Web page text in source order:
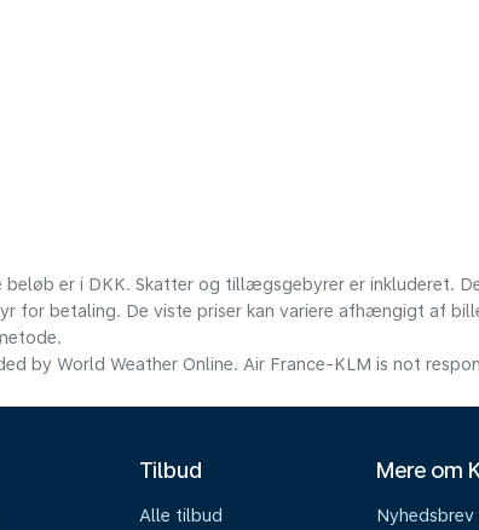
er i DKK. Skatter og tillægsgebyrer er inkluderet.
for betaling. De viste priser kan variere afhængigt af
by World Weather Online. Air France-KLM is not
Tilbud
Alle tilbud
Mere om
Nyhedsbrev